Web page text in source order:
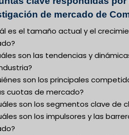
de mercado de
es el tamaño actual y el
son las tendencias y
son los principales
cuotas de mercado?
son los segmentos clave de
son los impulsores y las